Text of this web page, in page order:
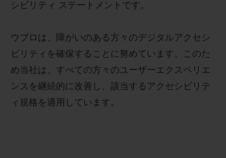
シビリティ ステートメントです。
ウブロは、障がいのある方々のデジタルアクセシ
ビリティを確保することに努めています。このた
め当社は、すべての方々のユーザーエクスペリエ
ンスを継続的に改善し、該当するアクセシビリテ
ィ規格を適用しています。
ビッグ・バン ビッグ・バン
オンライン限
5＋5年保証